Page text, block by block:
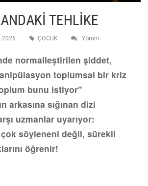
TEHLİKE
2026 ÇOCUK Yorum
normalleştirilen şiddet,
toplumsal bir kriz
bunu istiyor"
arkasına sığınan dizi
uzmanlar uyarıyor:
söyleneni değil, sürekli
öğrenir!